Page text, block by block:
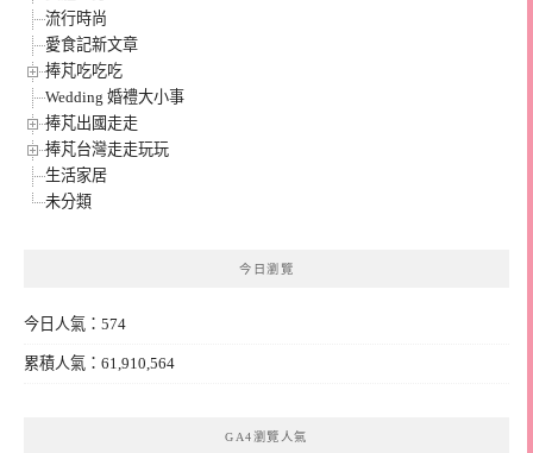
流行時尚
愛食記新文章
捧芃吃吃吃
Wedding 婚禮大小事
捧芃出國走走
捧芃台灣走走玩玩
生活家居
未分類
今日瀏覽
今日人氣：574
累積人氣：61,910,564
GA4瀏覽人氣